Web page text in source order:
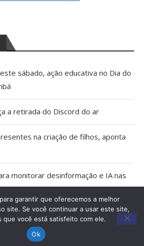
sábado, ação educativa no Dia do
a retirada do Discord do ar
na criação de filhos, aponta
monitorar desinformação e IA nas
trabalho dos Agentes Comunitários
garantir que oferecemos a melhor
site. Se você continuar a usar este site,
que você está satisfeito com ele.
Ok